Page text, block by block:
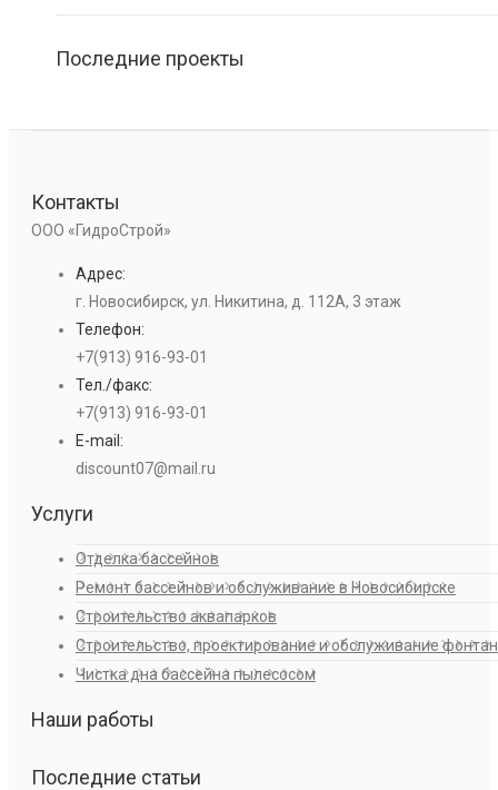
Последние проекты
Контакты
ООО «ГидроСтрой»
Адрес:
г. Новосибирск, ул. Никитина, д. 112А, 3 этаж
Телефон:
+7(913) 916-93-01
Тел./факс:
+7(913) 916-93-01
E-mail:
discount07@mail.ru
Услуги
Отделка бассейнов
Ремонт бассейнов и обслуживание в Новосибирске
Строительство аквапарков
Строительство, проектирование и обслуживание
Чистка дна бассейна пылесосом
Наши работы
Последние статьи